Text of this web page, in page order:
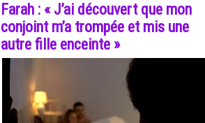
Farah : « J’ai découvert que mon
conjoint m’a trompée et mis une
autre fille enceinte »